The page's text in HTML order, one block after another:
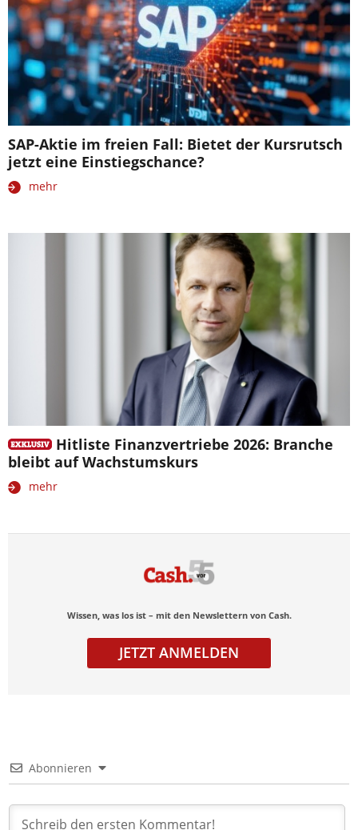
SAP-Aktie im freien Fall: Bietet der Kursrutsch
jetzt eine Einstiegschance?
mehr
Hitliste Finanzvertriebe 2026: Branche
bleibt auf Wachstumskurs
mehr
Wissen, was los ist – mit den Newslettern von Cash.
JETZT ANMELDEN
Abonnieren